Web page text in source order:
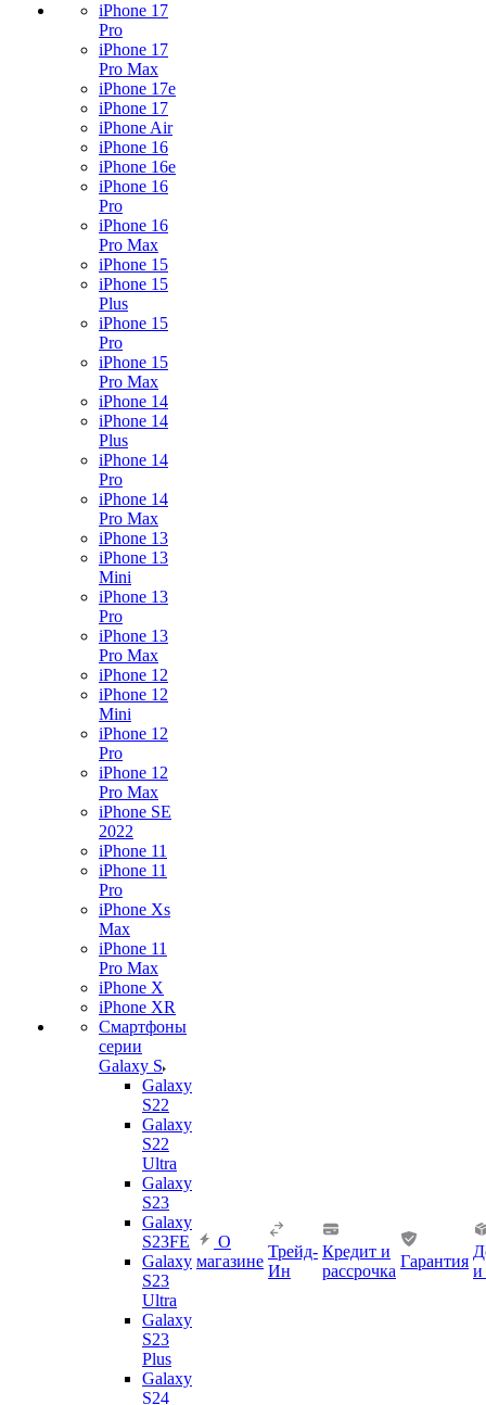
iPhone 17
Pro
iPhone 17
Pro Max
iPhone 17e
iPhone 17
iPhone Air
iPhone 16
iPhone 16e
iPhone 16
Pro
iPhone 16
Pro Max
iPhone 15
iPhone 15
Plus
iPhone 15
Pro
iPhone 15
Pro Max
iPhone 14
iPhone 14
Plus
iPhone 14
Pro
iPhone 14
Pro Max
iPhone 13
iPhone 13
Mini
iPhone 13
Pro
iPhone 13
Pro Max
iPhone 12
iPhone 12
Mini
iPhone 12
Pro
iPhone 12
Pro Max
iPhone SE
2022
iPhone 11
iPhone 11
Pro
iPhone Xs
Max
iPhone 11
Pro Max
iPhone X
iPhone XR
Смартфоны
серии
Galaxy S
Galaxy
S22
Galaxy
S22
Ultra
Galaxy
S23
Galaxy
S23FE
Galaxy
S23
Ultra
Galaxy
S23
Plus
Galaxy
S24
О
магазине
Трейд-
Ин
Кредит и
рассрочка
Гарантия
и